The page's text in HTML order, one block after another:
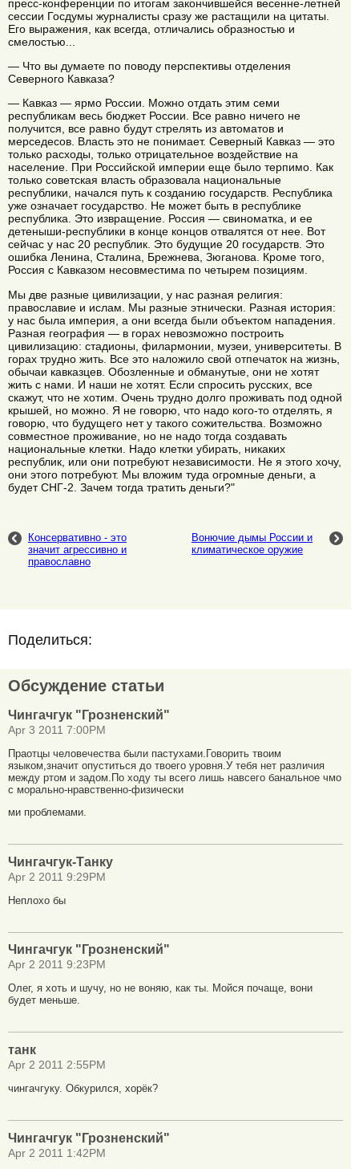
пресс-конференции по итогам закончившейся весенне-летней
сессии Госдумы журналисты сразу же растащили на цитаты.
Его выражения, как всегда, отличались образностью и
смелостью...
— Что вы думаете по поводу перспективы отделения
Северного Кавказа?
— Кавказ — ярмо России. Можно отдать этим семи
республикам весь бюджет России. Все равно ничего не
получится, все равно будут стрелять из автоматов и
мерседесов. Власть это не понимает. Северный Кавказ — это
только расходы, только отрицательное воздействие на
население. При Российской империи еще было терпимо. Как
только советская власть образовала национальные
республики, начался путь к созданию государств. Республика
уже означает государство. Не может быть в республике
республика. Это извращение. Россия — свиноматка, и ее
детеныши-республики в конце концов отвалятся от нее. Вот
сейчас у нас 20 республик. Это будущие 20 государств. Это
ошибка Ленина, Сталина, Брежнева, Зюганова. Кроме того,
Россия с Кавказом несовместима по четырем позициям.
Мы две разные цивилизации, у нас разная религия:
православие и ислам. Мы разные этнически. Разная история:
у нас была империя, а они всегда были объектом нападения.
Разная география — в горах невозможно построить
цивилизацию: стадионы, филармонии, музеи, университеты. В
горах трудно жить. Все это наложило свой отпечаток на жизнь,
обычаи кавказцев. Обозленные и обманутые, они не хотят
жить с нами. И наши не хотят. Если спросить русских, все
скажут, что не хотим. Очень трудно долго проживать под одной
крышей, но можно. Я не говорю, что надо кого-то отделять, я
говорю, что будущего нет у такого сожительства. Возможно
совместное проживание, но не надо тогда создавать
национальные клетки. Надо клетки убирать, никаких
республик, или они потребуют независимости. Не я этого хочу,
они этого потребуют. Мы вложим туда огромные деньги, а
будет СНГ-2. Зачем тогда тратить деньги?"
Консервативно - это
значит агрессивно и
православно
Вонючие дымы России и
климатическое оружие
Поделиться:
Обсуждение статьи
Чингачгук "Грозненский"
Apr 3 2011 7:00PM
Праотцы человечества были пастухами.Говорить твоим
языком,значит опуститься до твоего уровня.У тебя нет различия
между ртом и задом.По ходу ты всего лишь навсего банальное чмо
с морально-нравственно-физически
ми проблемами.
Чингачгук-Танку
Apr 2 2011 9:29PM
Неплохо бы
Чингачгук "Грозненский"
Apr 2 2011 9:23PM
Олег, я хоть и шучу, но не воняю, как ты. Мойся почаще, вони
будет меньше.
танк
Apr 2 2011 2:55PM
чингачгуку. Обкурился, хорёк?
Чингачгук "Грозненский"
Apr 2 2011 1:42PM